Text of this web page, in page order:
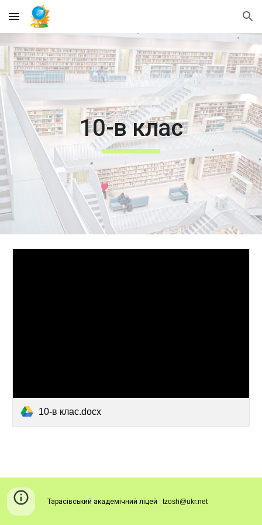
Skip to main content Skip to navigation
10-в клас
10-в клас.docx
Тарасівський академічний ліцей tzosh@ukr.net